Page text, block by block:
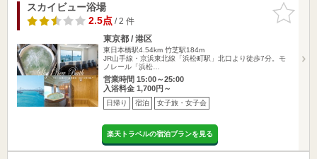
お気に入
りに追加
スカイビュー浴場
2.5点/ 2 件
東京都 / 港区
東日本橋駅4.54km 竹芝駅184m
JR山手線・京浜東北線「浜松町駅」北口より徒歩7分。モ
ノレール「浜松…
営業時間 15:00～25:00
入浴料金 1,700円～
日帰り 宿泊 女子旅・女子会
楽天トラベルの宿泊プランを見る